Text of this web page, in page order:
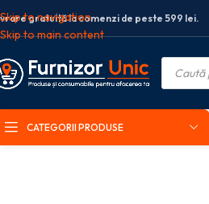
Skip to navigation
Skip to main content
gratuită la comenzi de peste 599 lei.
CATEGORII PRODUSE